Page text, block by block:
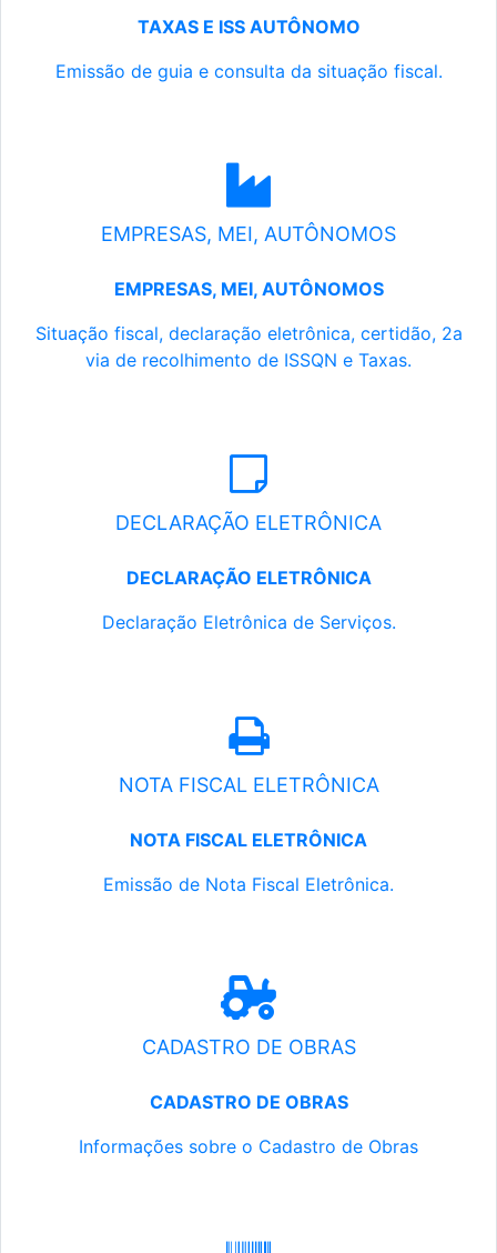
TAXAS E ISS AUTÔNOMO
Emissão de guia e consulta da situação fiscal.
EMPRESAS, MEI, AUTÔNOMOS
EMPRESAS, MEI, AUTÔNOMOS
Situação fiscal, declaração eletrônica, certidão, 2a
via de recolhimento de ISSQN e Taxas.
DECLARAÇÃO ELETRÔNICA
DECLARAÇÃO ELETRÔNICA
Declaração Eletrônica de Serviços.
NOTA FISCAL ELETRÔNICA
NOTA FISCAL ELETRÔNICA
Emissão de Nota Fiscal Eletrônica.
CADASTRO DE OBRAS
CADASTRO DE OBRAS
Informações sobre o Cadastro de Obras